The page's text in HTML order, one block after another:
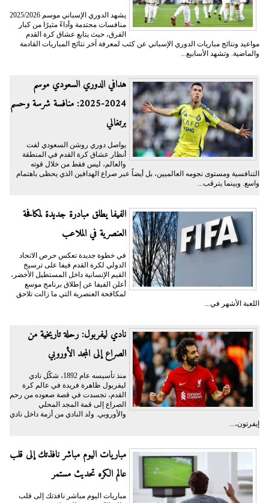
يشهد الدوري الإسباني موسم 2025/2026
منافسات محتدمة وأداءً مثيرًا من كبار
الفرق، حيث يتابع عشاق كرة القدم
مواعيد ونتائج مباريات الدوري الإسباني عن كثب لمعرفة آخر نتائج المباريات القادمة
والماضية. وتشهد الأسابيع...
هدافي الدوري السعودي موسم
2024-2025: منافسة شرسة وحسم
برتغالي
يواصل دوري روشن السعودي لفت
أنظار عشاق كرة القدم في المنطقة
والعالم، ليس فقط من خلال قوته
التنافسية ومستوى نجومه العالميين، بل أيضاً عبر صراع الهدافين الذي يحظى باهتمام
واسع. وبينما يترقب...
الفيفا يطلق مبادرة جديدة لمكافحة
العنصرية في الملاعب
في خطوة جديدة تعكس حرص الاتحاد
الدولي لكرة القدم فيفا على ترسيخ
القيم الإنسانية داخل المستطيل الأخضر،
أعلن الفيفا عن إطلاق برنامج موسع
لمكافحة العنصرية التي ما زالت تلاحق
اللعبة الأشهر في...
نادي ليفربول: رحلة تاريخية من
الصراع إلى المجد الأوروبي
منذ تأسيسه عام 1892، شكّل نادي
ليفربول ظاهرة فريدة في عالم كرة
القدم، تجسدت في قصة صعوده من رحم
الصراع إلى قمة المجد المحلي
والأوروبي. ولد النادي من أزمة داخل نادي
إيفرتون،...
مباريات اليوم مباشر نافذتك إلى قلب
عالم الكره تحديث مستمر
مباريات اليوم مباشر نافذتك إلى قلب